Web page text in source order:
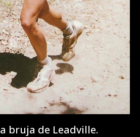
bruja de Leadville.